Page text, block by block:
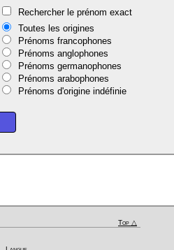
Rechercher le prénom exact
Toutes les origines
Prénoms francophones
Prénoms anglophones
Prénoms germanophones
Prénoms arabophones
Prénoms d'origine indéfinie
Top △